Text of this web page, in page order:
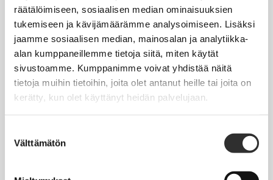
räätälöimiseen, sosiaalisen median ominaisuuksien
tukemiseen ja kävijämäärämme analysoimiseen. Lisäksi
jaamme sosiaalisen median, mainosalan ja analytiikka-
alan kumppaneillemme tietoja siitä, miten käytät
sivustoamme. Kumppanimme voivat yhdistää näitä
tietoja muihin tietoihin, joita olet antanut heille tai joita on
kerätty, kun olet käyttänyt heidän palvelujaan.
valinta
Välttämätön
JÄSENYYS
Henkilöjäsenyys
Jäsenmaksujen työnantajaperintä